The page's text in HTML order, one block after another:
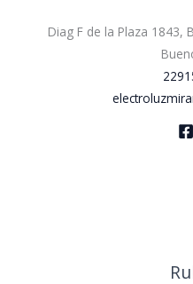
Diag F de la Plaza 1843,